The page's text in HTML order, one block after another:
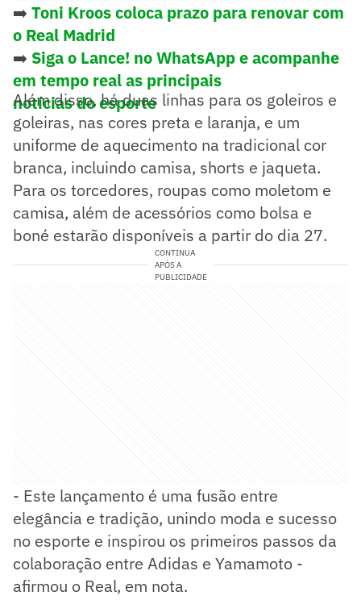
➡️ Toni Kroos coloca prazo para renovar com
o Real Madrid
➡️ Siga o Lance! no WhatsApp e acompanhe
em tempo real as principais
notícias do esporte
Além disso, há duas linhas para os goleiros e
goleiras, nas cores preta e laranja, e um
uniforme de aquecimento na tradicional cor
branca, incluindo camisa, shorts e jaqueta.
Para os torcedores, roupas como moletom e
camisa, além de acessórios como bolsa e
boné estarão disponíveis a partir do dia 27.
CONTINUA
APÓS A
PUBLICIDADE
- Este lançamento é uma fusão entre
elegância e tradição, unindo moda e sucesso
no esporte e inspirou os primeiros passos da
colaboração entre Adidas e Yamamoto -
afirmou o Real, em nota.